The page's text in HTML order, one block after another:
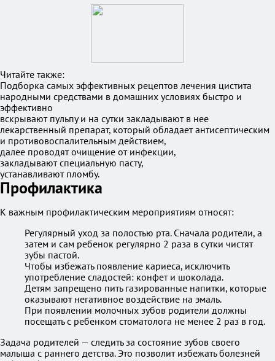
Читайте также:
Подборка самых эффективных рецептов лечения цистита
народными средствами в домашних условиях быстро и
эффективно
вскрывают пульпу и на сутки закладывают в нее
лекарственный препарат, который обладает антисептическим
и противовоспалительным действием,
далее проводят очищение от инфекции,
закладывают специальную пасту,
устанавливают пломбу.
Профилактика
К важным профилактическим мероприятиям относят:
Регулярный уход за полостью рта. Сначала родители, а
затем и сам ребенок регулярно 2 раза в сутки чистят
зубы пастой.
Чтобы избежать появление кариеса, исключить
употребление сладостей: конфет и шоколада.
Детям запрещено пить газированные напитки, которые
оказывают негативное воздействие на эмаль.
При появлении молочных зубов родители должны
посещать с ребенком стоматолога не менее 2 раз в год.
Задача родителей — следить за состояние зубов своего
малыша с раннего детства. Это позволит избежать болезней